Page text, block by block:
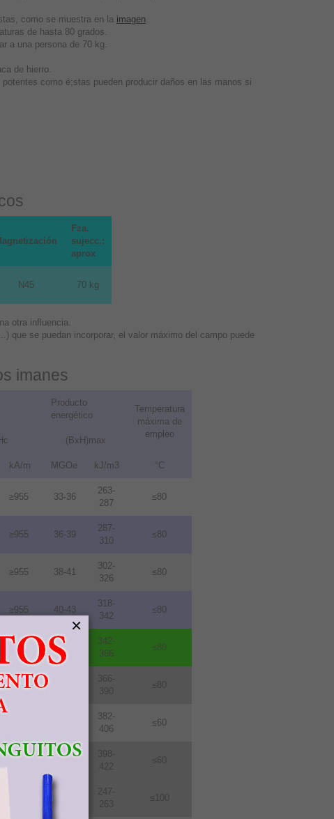
como se muestra en la imagen.
de hasta 80 grados.
a una persona de 70 kg.
de hierro.
como é;stas pueden producir daños en las manos si
Fza.
sujecc.:
aprox
N45 70 kg
otra influencia.
que se puedan incorporar, el valor máximo del campo puede
imanes
Producto
energético
Temperatura
máxima de
empleo
(BxH)max
kA/m MGOe kJ/m3 °C
≥955 33-36
263-
287
≤80
≥955 36-39
287-
310
≤80
≥955 38-41
302-
326
≤80
≥955 40-43
318-
342
≤80
≥955 43-46
342-
366
≤80
≥955
366-
390
≤80
382-
406
≤60
≥876 50-53
398-
422
≤60
247-
263
≤100
×